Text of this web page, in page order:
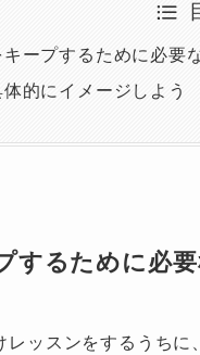
ープするために必要
的にイメージしよう
するために必
ッスンをするうち